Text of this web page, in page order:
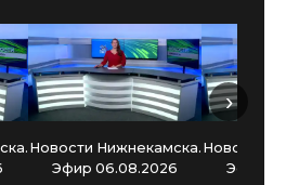
Новости Нижнекамска.
Эфир 06.08.2026
Новости
Эфир
›